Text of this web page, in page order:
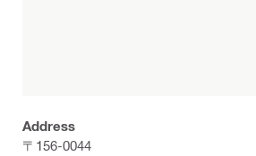
Address
〒156-0044